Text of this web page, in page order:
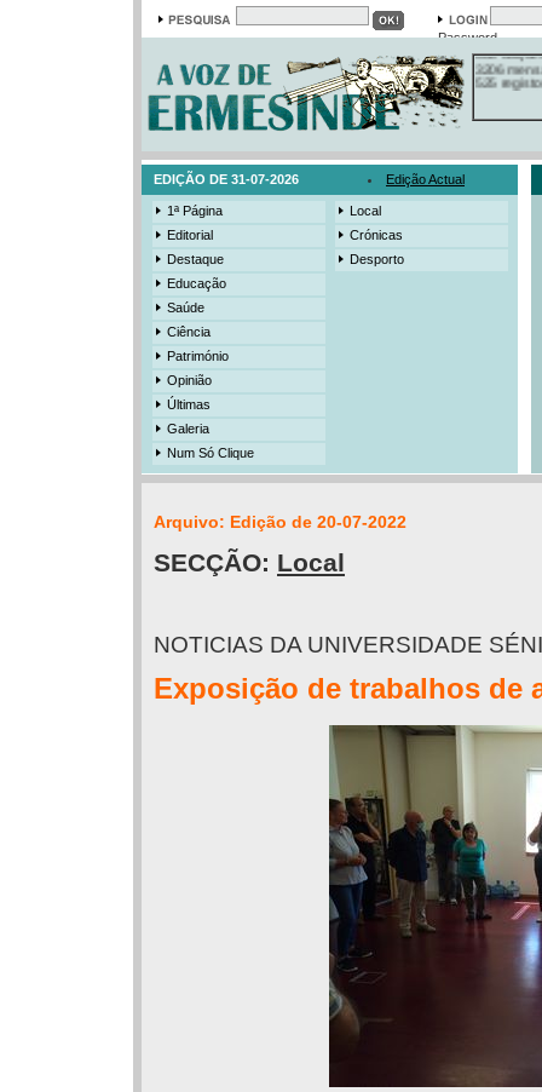
Password
13558
19421
3206
525
EDIÇÃO DE 31-07-2026 Edição Actual
1ª Página
Editorial
Destaque
Educação
Saúde
Ciência
Património
Opinião
Últimas
Galeria
Num Só Clique
Local
Crónicas
Desporto
Arquivo: Edição de 20-07-2022
SECÇÃO: Local
NOTICIAS DA UNIVERSIDADE
Exposição de trabalhos de